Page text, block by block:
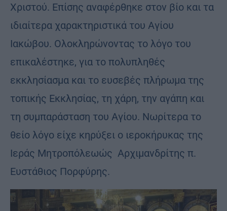
Χριστού. Επίσης αναφέρθηκε στον βίο και τα
ιδιαίτερα χαρακτηριστικά του Αγίου
Ιακώβου. Ολοκληρώνοντας το λόγο του
επικαλέστηκε, για το πολυπληθές
εκκλησίασμα και το ευσεβές πλήρωμα της
τοπικής Εκκλησίας, τη χάρη, την αγάπη και
τη συμπαράσταση του Αγίου. Νωρίτερα το
θείο λόγο είχε κηρύξει ο ιεροκήρυκας της
Ιεράς Μητροπόλεωώς Αρχιμανδρίτης π.
Ευστάθιος Πορφύρης.